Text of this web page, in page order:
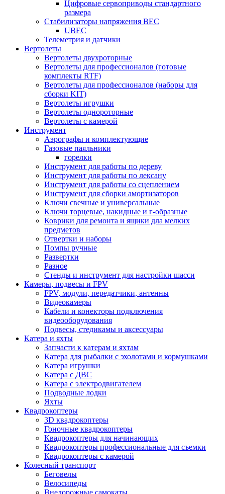
Цифровые сервоприводы стандартного
размера
Стабилизаторы напряжения BEC
UBEC
Телеметрия и датчики
Вертолеты
Вертолеты двухроторные
Вертолеты для профессионалов (готовые
комплекты RTF)
Вертолеты для профессионалов (наборы для
сборки KIT)
Вертолеты игрушки
Вертолеты однороторные
Вертолеты с камерой
Инструмент
Аэрографы и комплектующие
Газовые паяльники
горелки
Инструмент для работы по дереву
Инструмент для работы по лексану
Инструмент для работы со сцеплением
Инструмент для сборки амортизаторов
Ключи свечные и универсальные
Ключи торцевые, накидные и г-образные
Коврики для ремонта и ящики дла мелких
предметов
Отвертки и наборы
Помпы ручные
Развертки
Разное
Стенды и инструмент для настройки шасси
Камеры, подвесы и FPV
FPV, модули, передатчики, антенны
Видеокамеры
Кабели и конекторы подключения
видеооборудования
Подвесы, стедикамы и аксессуары
Катера и яхты
Запчасти к катерам и яхтам
Катера для рыбалки с эхолотами и кормушками
Катера игрушки
Катера с ДВС
Катера с электродвигателем
Подводные лодки
Яхты
Квадрокоптеры
3D квадрокоптеры
Гоночные квадрокоптеры
Квадрокоптеры для начинающих
Квадрокоптеры профессиональные для съемки
Квадрокоптеры с камерой
Колесный транспорт
Беговелы
Велосипеды
Внедорожные самокаты